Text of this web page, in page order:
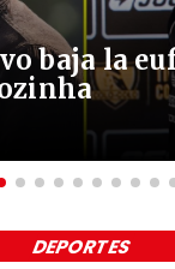
baja la
DEPORTES